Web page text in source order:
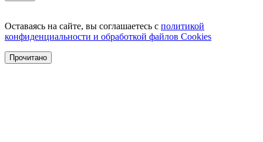
Оставаясь на сайте, вы соглашаетесь с политикой
конфиденциальности и обработкой файлов Cookies
Прочитано